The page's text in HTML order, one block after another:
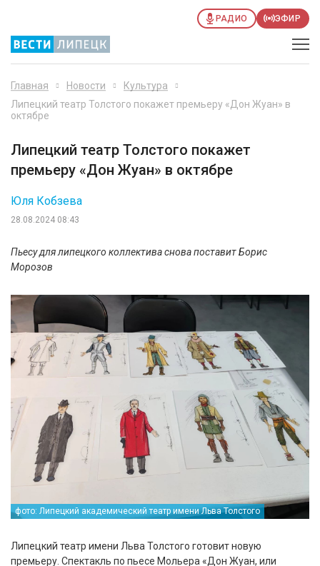
РАДИО ЭФИР
Главная Новости
Культура
Липецкий театр Толстого покажет премьеру «Дон Жуан» в
октябре
Липецкий театр Толстого покажет
премьеру «Дон Жуан» в октябре
28.08.2024 08:43
Юля Кобзева
Пьесу для липецкого коллектива снова поставит Борис
Морозов
фото: Липецкий академический театр имени Льва Толстого
Липецкий театр имени Льва Толстого готовит новую
премьеру. Спектакль по пьесе Мольера «Дон Жуан, или